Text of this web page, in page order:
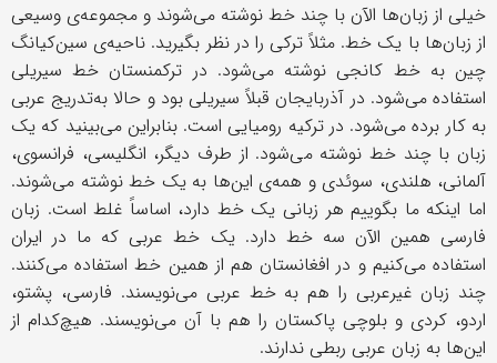
خیلی از زبان‌ها الآن با چند خط نوشته می‌شوند و مجموعه‌ی وسیعی
از زبان‌ها با یک خط. مثلاً ترکی را در نظر بگیرید. ناحیه‌ی سین‌کیانگ
چین به خط کانجی نوشته می‌شود. در ترکمنستان خط سیریلی
استفاده می‌شود. در آذربایجان قبلاً سیریلی بود و حالا به‌تدریج عربی
به کار برده می‌شود. در ترکیه رومیایی است. بنابراین می‌بینید که یک
زبان با چند خط نوشته می‌شود. از طرف دیگر، انگلیسی، فرانسوی،
آلمانی، هلندی، سوئدی و همه‌ی این‌ها به یک خط نوشته می‌شوند.
اما اینکه ما بگوییم هر زبانی یک خط دارد، اساساً غلط است. زبان
فارسی همین الآن سه خط دارد. یک خط عربی که ما در ایران
استفاده می‌کنیم و در افغانستان هم از همین خط استفاده می‌کنند.
چند زبان غیرعربی را هم به خط عربی می‌نویسند. فارسی، پشتو،
اردو، کردی و بلوچی پاکستان را هم با آن می‌نویسند. هیچ‌کدام از
این‌ها به زبان عربی ربطی ندارند.